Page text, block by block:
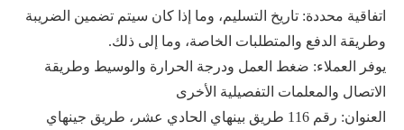
صمام أسفل الخزان الهوائي VPGQ81F صمام سفلي للخزان يعمل بالهواء المضغوط XGQ641F
اتفاقية محددة: تاريخ التسليم، وما إذا كان سيتم تضمين الضريبة
وطريقة الدفع والمتطلبات الخاصة، وما إلى ذلك.
يوفر العملاء: ضغط العمل ودرجة الحرارة والوسيط وطريقة
الاتصال والمعلمات التفصيلية الأخرى
العنوان: رقم 116 طريق بينهاي الحادي عشر، طريق جينهاي